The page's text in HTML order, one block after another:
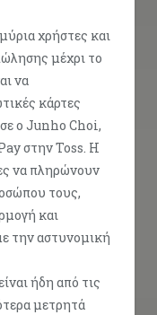
χρήστες και
μέχρι το
να
κάρτες
ο Junho Choi,
στην Toss. Η
να πληρώνουν
τους,
και
την αστυνομική
ήδη από τις
μετρητά